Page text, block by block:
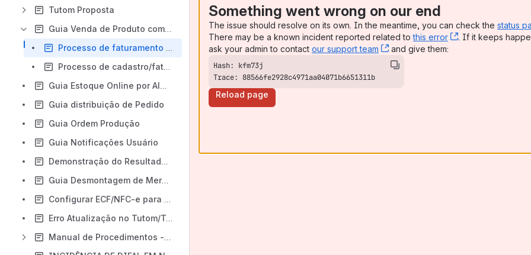
Tutom Proposta
Guia Venda de Produto com Especificação
Processo de faturamento com produtos que possuem especificação - Venda Balcão
Processo de cadastro/faturamento de pedidos com produtos que possuem especificação - Cadastro de Pedidos
Guia Estoque Online por Almoxarifado
Guia distribuição de Pedido
Guia Ordem Produção
Guia Notificações Usuário
Demonstração do Resultado do Exercício (DRE)
Guia Desmontagem de Mercadoria
Configurar ECF/NFC-e para usar a API do Cappta Pin Pad
Erro Atualização no Tutom/TutomApp
Manual de Procedimentos - TutomPCP
Something went wrong on our end
The issue should resolve on its own. In the meantime, you can check the status
There may be a known incident reported related tothis error , (opens new
. If it keeps
ask your admin to contact our support team , (opens new window)
and give them:
Trace: 88566fe2928c4971aa04071b6651311b
Reload page